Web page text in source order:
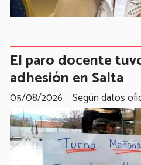
El paro docente
adhesión en Salta
Según datos
05/08/2026